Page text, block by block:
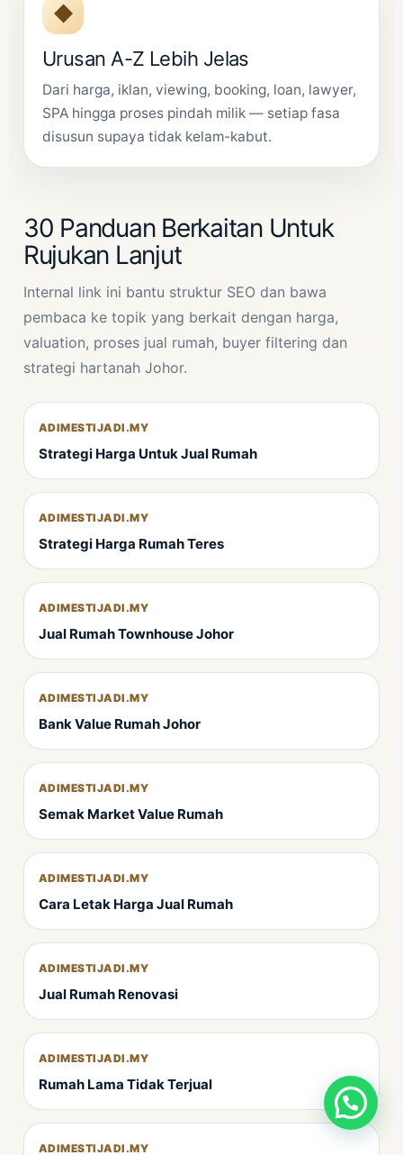
◆
Urusan A-Z Lebih Jelas
Dari harga, iklan, viewing, booking, loan, lawyer,
SPA hingga proses pindah milik — setiap fasa
disusun supaya tidak kelam-kabut.
30 Panduan Berkaitan Untuk
Rujukan Lanjut
Internal link ini bantu struktur SEO dan bawa
pembaca ke topik yang berkait dengan harga,
valuation, proses jual rumah, buyer filtering dan
strategi hartanah Johor.
ADIMESTIJADI.MY
Strategi Harga Untuk Jual Rumah
ADIMESTIJADI.MY
Strategi Harga Rumah Teres
ADIMESTIJADI.MY
Jual Rumah Townhouse Johor
ADIMESTIJADI.MY
Bank Value Rumah Johor
ADIMESTIJADI.MY
Semak Market Value Rumah
ADIMESTIJADI.MY
Cara Letak Harga Jual Rumah
ADIMESTIJADI.MY
Jual Rumah Renovasi
ADIMESTIJADI.MY
Rumah Lama Tidak Terjual
ADIMESTIJADI.MY